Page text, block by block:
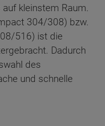
kleinstem Raum.
304/308) bzw.
516) ist die
Dadurch
des
und schnelle